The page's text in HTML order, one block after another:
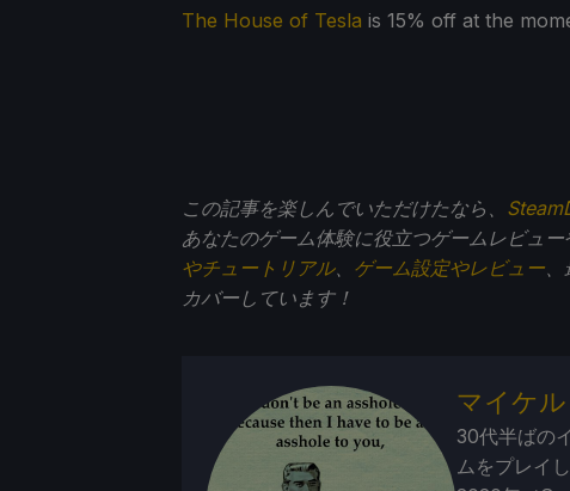
The House of Tesla is 15% off at the
この記事を楽しんでいただけたなら、
あなたのゲーム体験に役立つゲームレビュ
やチュートリアル、 ゲーム設定やレビュー、
カバーしています！
マイケ
30代半ばの
ムをプレイ